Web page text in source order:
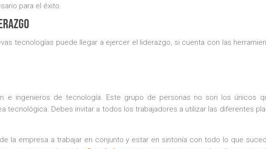
para el éxito.
tecnologías puede llegar a ejercer el liderazgo, si cuenta con las
e ingenieros de tecnología. Este grupo de personas no son los únicos
tecnológica. Debes invitar a todos los trabajadores a utilizar las diferentes
la empresa a trabajar en conjunto y estar en sintonía con todo lo que